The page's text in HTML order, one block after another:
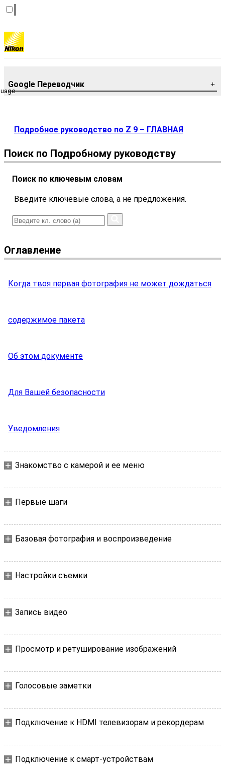
Google Переводчик
Подробное руководство по Z 9 – ГЛАВНАЯ
Поиск по Подробному руководству
Поиск по ключевым словам
Введите ключевые слова, а не предложения.
Оглавление
Когда твоя первая фотография не может дождаться
содержимое пакета
Об этом документе
Для Вашей безопасности
Уведомления
Знакомство с камерой и ее меню
Первые шаги
Базовая фотография и воспроизведение
Настройки съемки
Запись видео
Просмотр и ретуширование изображений
Голосовые заметки
Подключение к HDMI телевизорам и рекордерам
Подключение к смарт-устройствам